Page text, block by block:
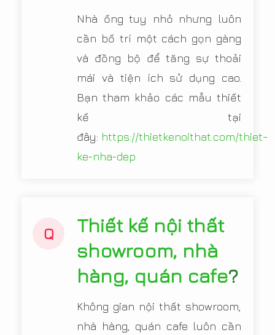
Nhà ống tuy nhỏ nhưng luôn
cần bố trí một cách gọn gàng
và đồng bộ để tăng sự thoải
mái và tiện ích sử dụng cao.
Bạn tham khảo các mẫu thiết
kế tại
đây: https://thietkenoithat.com/thiet-
ke-nha-dep
Q
Thiết kế nội thất
showroom, nhà
hàng, quán cafe?
Không gian nội thất showroom,
nhà hàng, quán cafe luôn cần